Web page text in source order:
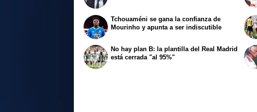
Tchouaméni se gana la confianza de
Mourinho y apunta a ser indiscutible
No hay plan B: la plantilla del Real Madrid
está cerrada "al 95%"